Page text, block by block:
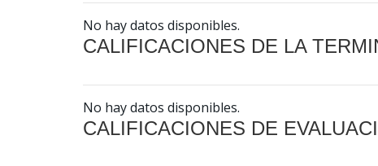
No hay datos disponibles.
CALIFICACIONES DE LA
No hay datos disponibles.
CALIFICACIONES DE